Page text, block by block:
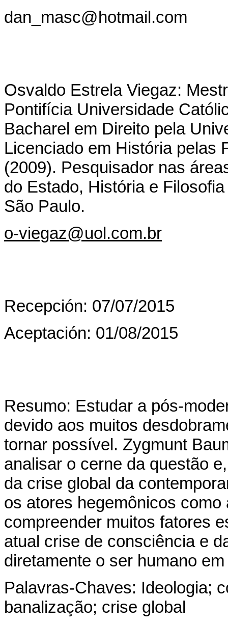
dan_masc@hotmail.com
Osvaldo Estrela Viegaz:
Pontifícia Universidade
Bacharel em Direito pela
Licenciado em História pelas
(2009). Pesquisador nas
do Estado, História e
São Paulo.
o-viegaz@uol.com.br
Recepción: 07/07/2015
Aceptación: 01/08/2015
Resumo: Estudar a pós-
devido aos muitos
tornar possível. Zygmunt
analisar o cerne da questão
da crise global da
os atores hegemônicos
compreender muitos fatores
atual crise de consciência e
diretamente o ser humano
Palavras-Chaves: Ideologia;
banalização; crise global